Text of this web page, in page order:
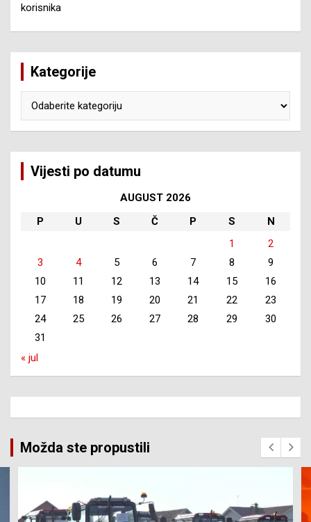
korisnika
Kategorije
Vijesti po datumu
AUGUST 2026
P
U S Č P S
N
1
2
3
4 5 6 7 8
9
10
11 12 13 14 15
16
17
18 19 20 21 22
23
24
25 26 27 28 29
30
31
« jul
Možda ste propustili